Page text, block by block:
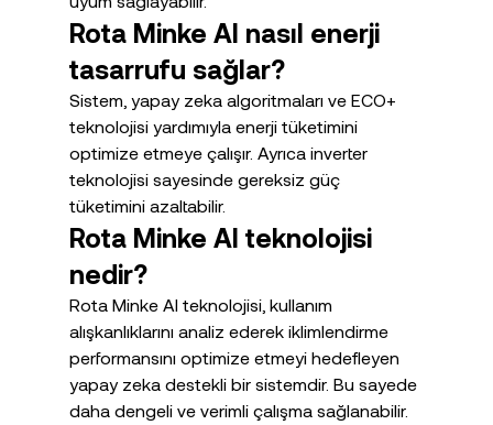
Rota Minke AI nasıl enerji
tasarrufu sağlar?
Sistem, yapay zeka algoritmaları ve ECO+
teknolojisi yardımıyla enerji tüketimini
optimize etmeye çalışır. Ayrıca inverter
teknolojisi sayesinde gereksiz güç
tüketimini azaltabilir.
Rota Minke AI teknolojisi
nedir?
Rota Minke AI teknolojisi, kullanım
alışkanlıklarını analiz ederek iklimlendirme
performansını optimize etmeyi hedefleyen
yapay zeka destekli bir sistemdir. Bu sayede
daha dengeli ve verimli çalışma sağlanabilir.